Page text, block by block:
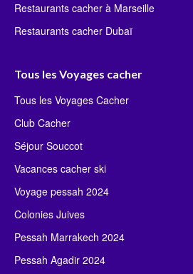
Restaurants cacher à Marseille
Restaurants cacher Dubaï
Tous les Voyages cacher
Tous les Voyages Cacher
Club Cacher
Séjour Souccot
Vacances cacher ski
Voyage pessah 2024
Colonies Juives
Pessah Marrakech 2024
Pessah Agadir 2024